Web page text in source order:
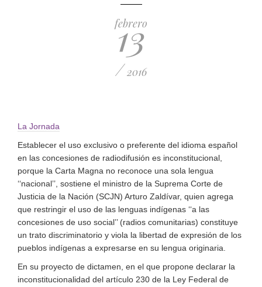
febrero
13
/ 2016
La Jornada
Establecer el uso exclusivo o preferente del idioma español
en las concesiones de radiodifusión es inconstitucional,
porque la Carta Magna no reconoce una sola lengua
‘‘nacional’’, sostiene el ministro de la Suprema Corte de
Justicia de la Nación (SCJN) Arturo Zaldívar, quien agrega
que restringir el uso de las lenguas indígenas ‘‘a las
concesiones de uso social’’ (radios comunitarias) constituye
un trato discriminatorio y viola la libertad de expresión de los
pueblos indígenas a expresarse en su lengua originaria.
En su proyecto de dictamen, en el que propone declarar la
inconstitucionalidad del artículo 230 de la Ley Federal de